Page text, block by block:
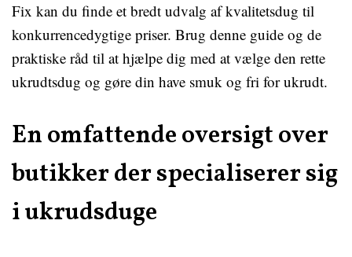
Fix kan du finde et bredt udvalg af kvalitetsdug til
konkurrencedygtige priser. Brug denne guide og de
praktiske råd til at hjælpe dig med at vælge den rette
ukrudtsdug og gøre din have smuk og fri for ukrudt.
En omfattende oversigt over
butikker der specialiserer sig
i ukrudsduge